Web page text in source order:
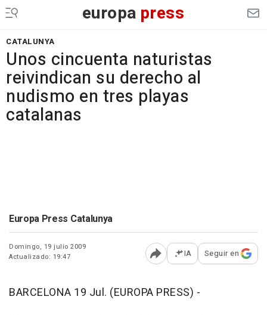
europa press
CATALUNYA
Unos cincuenta naturistas
reivindican su derecho al
nudismo en tres playas
catalanas
Europa Press Catalunya
Domingo, 19 julio 2009
Actualizado: 19:47
Abrir opciones para
IA Seguir en
BARCELONA 19 Jul. (EUROPA PRESS) -